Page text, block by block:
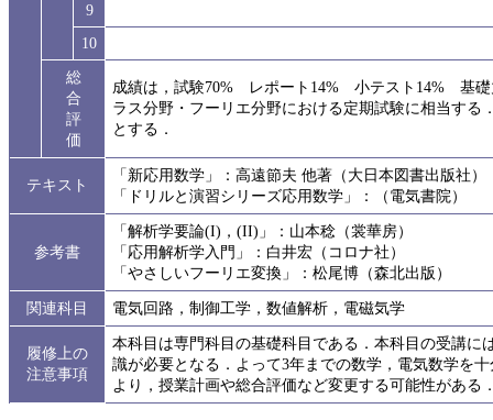
9
10
総
合
評
価
成績は，試験70% レポート14% 小テスト14% 基
ラス分野・フーリエ分野における定期試験に相当する
とする．
テキスト
「新応用数学」：高遠節夫 他著（大日本図書出版社）
「ドリルと演習シリーズ応用数学」：（電気書院）
参考書
「解析学要論(I)，(II)」：山本稔（裳華房）
「応用解析学入門」：白井宏（コロナ社）
「やさしいフーリエ変換」：松尾博（森北出版）
関連科目
電気回路，制御工学，数値解析，電磁気学
履修上の
注意事項
本科目は専門科目の基礎科目である．本科目の受講
識が必要となる．よって3年までの数学，電気数学を
より，授業計画や総合評価など変更する可能性がある